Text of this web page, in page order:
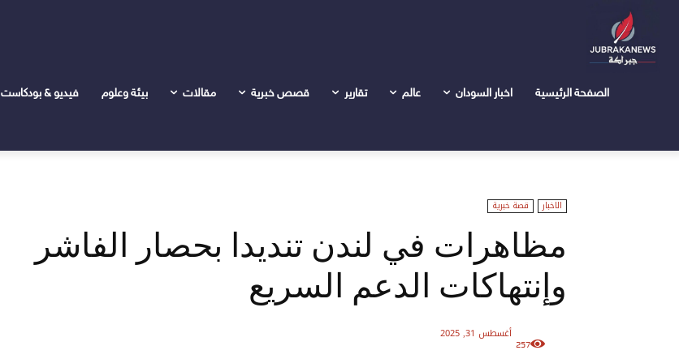
الصفحة الرئيسية اخبار السودان عالم تقارير قصص خبرية مقالات بيئة وعلوم فيديو & بودكاست
الاخبار قصة خبرية
مظاهرات في لندن تنديدا بحصار الفاشر
وإنتهاكات الدعم السريع
أغسطس 31, 2025
257